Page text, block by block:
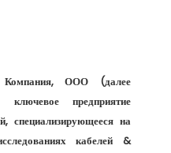
Компания, ООО (далее
ключевое предприятие
специализирующееся на
кабелей &